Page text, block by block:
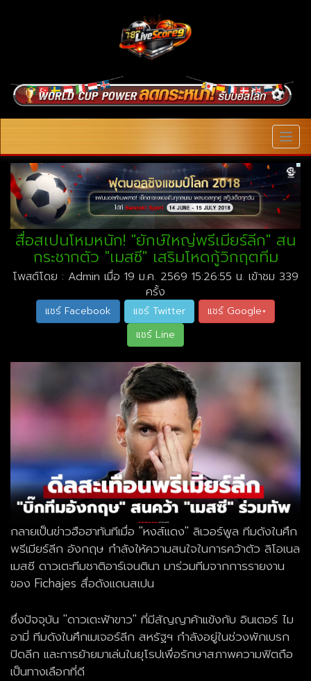
สื่อสเปนโหมหนัก! "ยักษ์ใหญ่พรีเมียร์ลีก" สน
กระชากตัว "เมสซี" เสริมโหดกู้วิกฤตทีม
โพสต์โดย : Admin เมื่อ 19 ม.ค. 2569 15:26:55 น. เข้าชม 339
ครั้ง
แชร์ Facebook แชร์ Twitter
แชร์ Google+
แชร์ Line
กลายเป็นข่าวฮือฮาทันทีเมื่อ "หงส์แดง" ลิเวอร์พูล ทีมดังในศึก
พรีเมียร์ลีก อังกฤษ กำลังให้ความสนใจในการคว้าตัว ลิโอเนล
เมสซี ดาวเตะทีมชาติอาร์เจนตินา มาร่วมทีมจากการรายงาน
ของ Fichajes สื่อดังแดนสเปน
ซึ่งปัจจุบัน "ดาวเตะฟ้าขาว" ที่มีสัญญาค้าแข้งกับ อินเตอร์ ไม
อามี่ ทีมดังในศึกเมเจอร์ลีก สหรัฐฯ กำลังอยู่ในช่วงพักเบรก
ปิดลีก และการย้ายมาเล่นในยุโรปเพื่อรักษาสภาพความฟิตถือ
เป็นทางเลือกที่ดี